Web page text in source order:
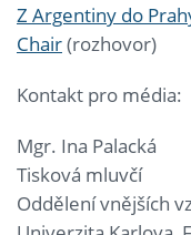
Z Argentiny do
Chair(rozhovor)
Kontakt pro média:
Mgr. Ina Palacká
Tisková mluvčí
Oddělení vnějších